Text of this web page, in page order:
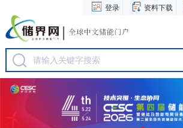
登录 资料下载